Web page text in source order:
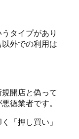
タイプがあり
外での利用は
開店と偽って
徳業者です。
「押し買い」